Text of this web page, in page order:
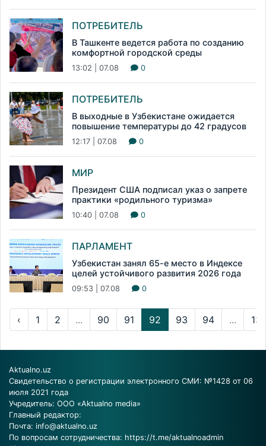
ПОТРЕБИТЕЛЬ
В Ташкенте ведется работа по созданию
комфортной городской среды
13:02 | 07.08 0
ПОТРЕБИТЕЛЬ
В выходные в Узбекистане ожидается
повышение температуры до 42 градусов
12:17 | 07.08 0
МИР
Президент США подписал указ о запрете
практики «родильного туризма»
10:40 | 07.08 0
ПАРЛАМЕНТ
Узбекистан занял 65-е место в Индексе
целей устойчивого развития 2026 года
09:53 | 07.08 0
‹ 1 2 ... 90 91 92 93 94 ... 137
Aktualno.uz
Свидетельство о регистрации электронного СМИ: №1428 от 06
июля 2021 года
Учредитель: ООО «Aktualno media»
Главный редактор:
Почта: info@aktualno.uz
По вопросам сотрудничества: https://t.me/aktualnoadmin